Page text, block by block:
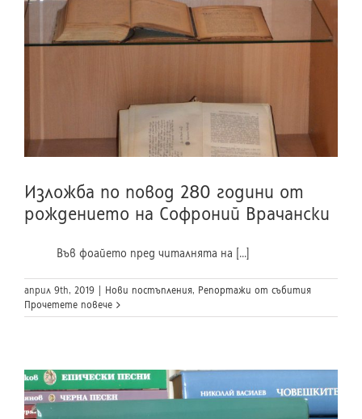
Изложба по повод 280 години от
рождението на Софроний Врачански
Във фоайето пред читалнята на [...]
април 9th, 2019 Нови постъпления, Репортажи от събития
Прочетете повече